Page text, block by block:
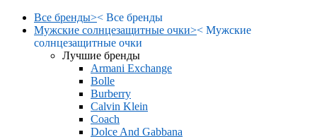
Все бренды>< Все бренды
Мужские солнцезащитные очки>< Мужские
солнцезащитные очки
Лучшие бренды
Armani Exchange
Bolle
Burberry
Calvin Klein
Coach
Dolce And Gabbana